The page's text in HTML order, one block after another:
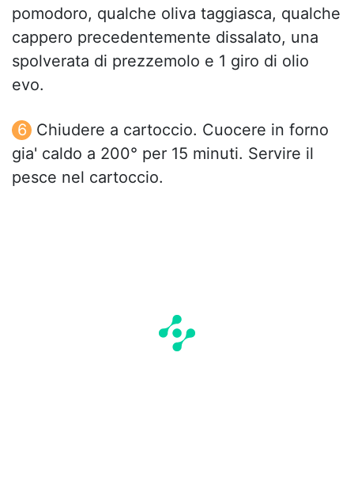
pomodoro, qualche oliva taggiasca, qualche
cappero precedentemente dissalato, una
spolverata di prezzemolo e 1 giro di olio
evo.
Chiudere a cartoccio. Cuocere in forno
gia' caldo a 200° per 15 minuti. Servire il
pesce nel cartoccio.